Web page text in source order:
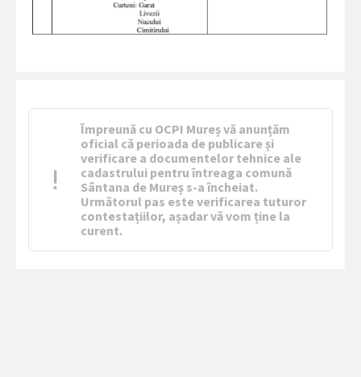
Împreună cu OCPI Mureș vă anunțăm
oficial că perioada de publicare și
verificare a documentelor tehnice ale
cadastrului pentru întreaga comună
Sântana de Mureș s-a încheiat.
Următorul pas este verificarea tuturor
contestațiilor, așadar vă vom ține la
curent.